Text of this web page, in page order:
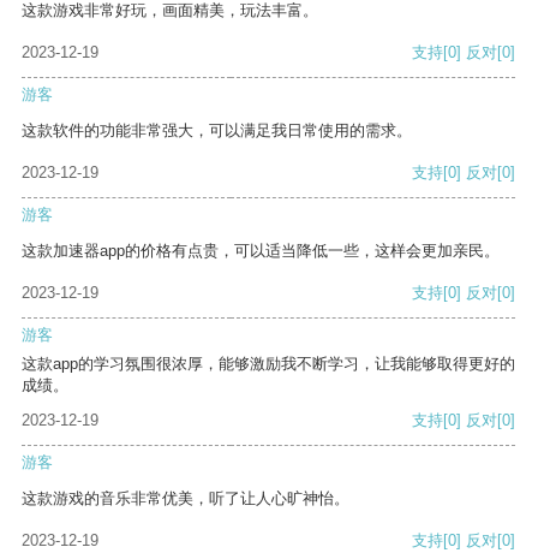
这款游戏非常好玩，画面精美，玩法丰富。
2023-12-19 支持[0] 反对[0]
游客
这款软件的功能非常强大，可以满足我日常使用的需求。
2023-12-19 支持[0] 反对[0]
游客
这款加速器app的价格有点贵，可以适当降低一些，这样会更加亲民。
2023-12-19 支持[0] 反对[0]
游客
这款app的学习氛围很浓厚，能够激励我不断学习，让我能够取得更好的
成绩。
2023-12-19
支持[0] 反对[0]
游客
这款游戏的音乐非常优美，听了让人心旷神怡。
2023-12-19 支持[0] 反对[0]